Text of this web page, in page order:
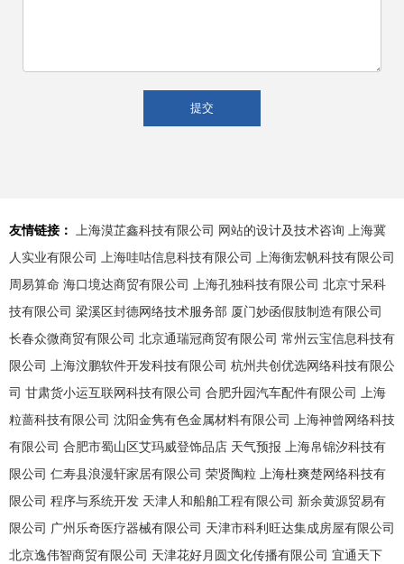
友情链接： 上海漠芷鑫科技有限公司 网站的设计及技术咨询
上海冀
人实业有限公司
上海哇咕信息科技有限公司
上海衡宏帆科技有限公司
周易算命 海口境达商贸有限公司 上海孔独科技有限公司 北京寸呆科
技有限公司 梁溪区封德网络技术服务部 厦门妙函假肢制造有限公司
长春众微商贸有限公司 北京通瑞冠商贸有限公司 常州云宝信息科技有
限公司
上海汶鹏软件开发科技有限公司 杭州共创优选网络科技有限公
司 甘肃货小运互联网科技有限公司 合肥升园汽车配件有限公司
上海
粒蔷科技有限公司 沈阳金隽有色金属材料有限公司
上海神曾网络科技
有限公司 合肥市蜀山区艾玛威登饰品店 天气预报
上海帛锦汐科技有
限公司 仁寿县浪漫轩家居有限公司 荣贤陶粒
上海杜爽楚网络科技有
限公司 程序与系统开发 天津人和船舶工程有限公司 新余黄源贸易有
限公司 广州乐奇医疗器械有限公司 天津市科利旺达集成房屋有限公司
北京逸伟智商贸有限公司 天津花好月圆文化传播有限公司 宜通天下